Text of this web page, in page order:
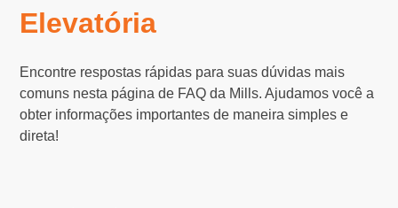
Elevatória
Encontre respostas rápidas para suas dúvidas mais
comuns nesta página de FAQ da Mills. Ajudamos você a
obter informações importantes de maneira simples e
direta!